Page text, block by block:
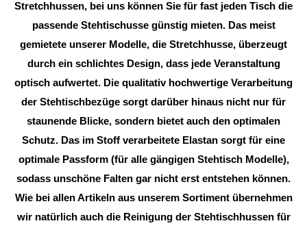
Stretchhussen, bei uns können Sie für fast jeden Tisch die
passende Stehtischusse günstig mieten. Das meist
gemietete unserer Modelle, die Stretchhusse, überzeugt
durch ein schlichtes Design, dass jede Veranstaltung
optisch aufwertet. Die qualitativ hochwertige Verarbeitung
der Stehtischbezüge sorgt darüber hinaus nicht nur für
staunende Blicke, sondern bietet auch den optimalen
Schutz. Das im Stoff verarbeitete Elastan sorgt für eine
optimale Passform (für alle gängigen Stehtisch Modelle),
sodass unschöne Falten gar nicht erst entstehen können.
Wie bei allen Artikeln aus unserem Sortiment übernehmen
wir natürlich auch die Reinigung der Stehtischhussen für